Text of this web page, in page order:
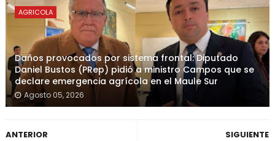
AGRICOLA
Daños provocados por sistema frontal: Diputado
Daniel Bustos (PRep) pidió a ministro Campos que se
declare emergencia agrícola en el Maule Sur
Agosto 05, 2026
SIGUIENTE
ANTERIOR